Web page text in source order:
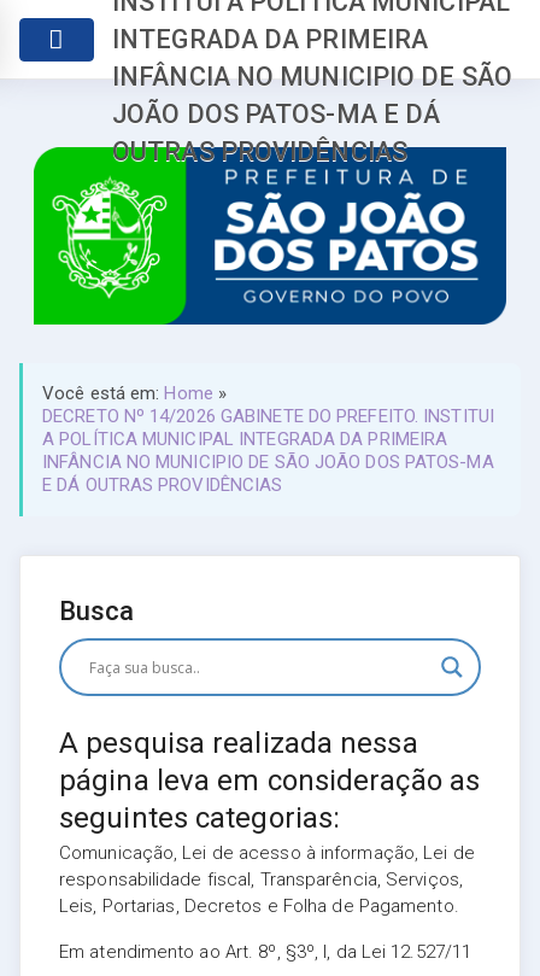
INTEGRADA DA PRIMEIRA
INFÂNCIA NO MUNICIPIO DE SÃO
JOÃO DOS PATOS-MA E DÁ
OUTRAS PROVIDÊNCIAS
Você está em:Home »
DECRETO Nº 14/2026 GABINETE DO PREFEITO. INSTITUI
A POLÍTICA MUNICIPAL INTEGRADA DA PRIMEIRA
INFÂNCIA NO MUNICIPIO DE SÃO JOÃO DOS PATOS-MA
E DÁ OUTRAS PROVIDÊNCIAS
Busca
A pesquisa realizada nessa
página leva em consideração as
seguintes categorias:
Comunicação, Lei de acesso à informação, Lei de
responsabilidade fiscal, Transparência, Serviços,
Leis, Portarias, Decretos e Folha de Pagamento.
Em atendimento ao Art. 8º, §3º, I, da Lei 12.527/11